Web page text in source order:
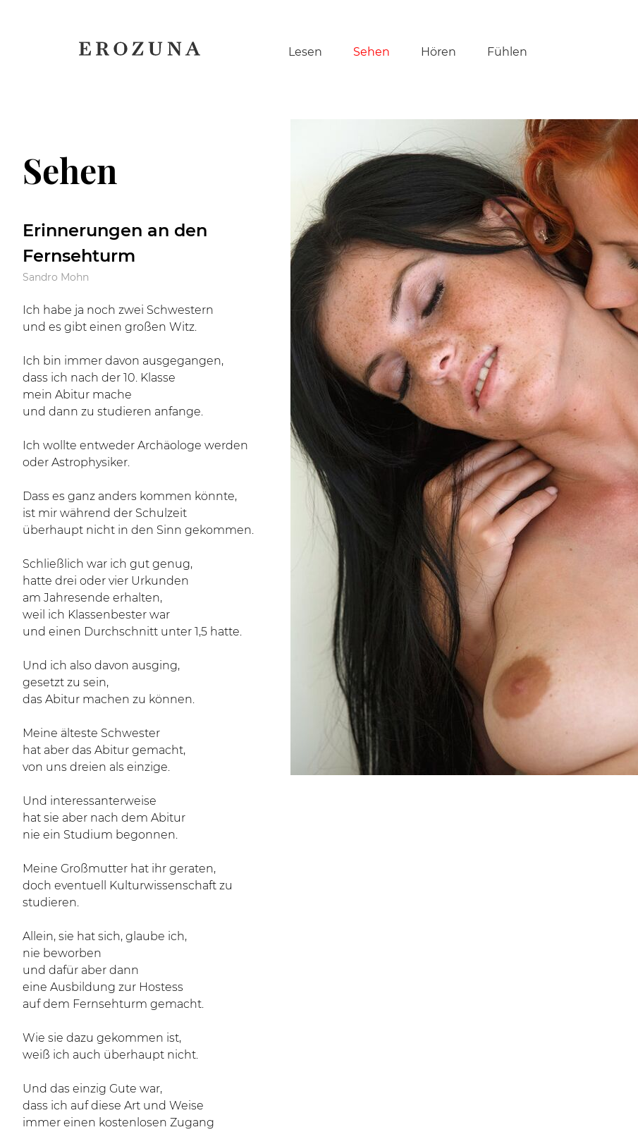
Navigation
Lesen Sehen Hören Fühlen
Sehen
Erinnerungen an den
Fernsehturm
Sandro Mohn
Ich habe ja noch zwei Schwestern
und es gibt einen großen Witz.
Ich bin immer davon ausgegangen,
dass ich nach der 10. Klasse
mein Abitur mache
und dann zu studieren anfange.
Ich wollte entweder Archäologe werden
oder Astrophysiker.
Dass es ganz anders kommen könnte,
ist mir während der Schulzeit
überhaupt nicht in den Sinn gekommen.
Schließlich war ich gut genug,
hatte drei oder vier Urkunden
am Jahresende erhalten,
weil ich Klassenbester war
und einen Durchschnitt unter 1,5 hatte.
Und ich also davon ausging,
gesetzt zu sein,
das Abitur machen zu können.
Meine älteste Schwester
hat aber das Abitur gemacht,
von uns dreien als einzige.
Und interessanterweise
hat sie aber nach dem Abitur
nie ein Studium begonnen.
Meine Großmutter hat ihr geraten,
doch eventuell Kulturwissenschaft zu
studieren.
Allein, sie hat sich, glaube ich,
nie beworben
und dafür aber dann
eine Ausbildung zur Hostess
auf dem Fernsehturm gemacht.
Wie sie dazu gekommen ist,
weiß ich auch überhaupt nicht.
Und das einzig Gute war,
dass ich auf diese Art und Weise
immer einen kostenlosen Zugang